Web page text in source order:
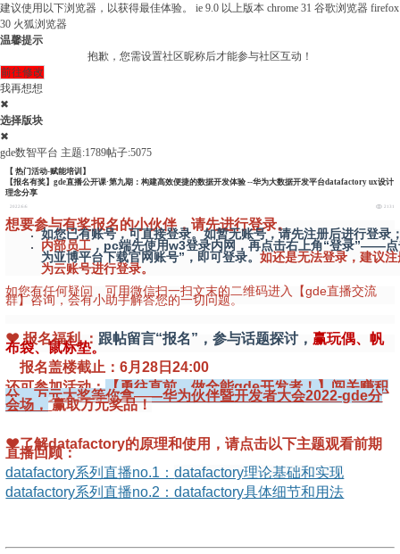
建议使用以下浏览器，以获得最佳体验。 ie 9.0 以上版本 chrome 31 谷歌浏览器 firefox
30 火狐浏览器
温馨提示
抱歉，您需设置社区昵称后才能参与社区互动！
前往修改
我再想想
✖
选择版块
✖
gde数智平台 主题:1789帖子:5075
【 热门活动-赋能培训】
【报名有奖】gde直播公开课·第九期：构建高效便捷的数据开发体验 --华为大数据开发平台datafactory ux设计
理念分享
2022/6/6 2131
想要参与有奖报名的小伙伴，请先进行登录。
如您已有账号，可直接登录。如暂无账号，请先注册后进行登录
内部员工，pc端先使用w3登录内网，再点击右上角“登录”——点
为亚博平台下载官网账号”，即可登录。如还是无法登录，建议
为云账号进行登录。
如您有任何疑问，可用微信扫一扫文末的二维码进入【gde直播交流
群】咨询，会有小助手解答您的一切问题。
❤ 报名福利 ： 跟帖留言“报名”，参与话题探讨， 赢玩偶、帆
布袋、鼠标垫。
报名盖楼截止：6月28日24:00
还可参加活动： 【勇往直前，做全能gde开发者！】闯关赚积
分，万元大奖等你拿——华为伙伴暨开发者大会2022-gde分
会场， 赢取万元奖品！
❤了解datafactory的原理和使用，请点击以下主题观看前期
直播回顾：
datafactory系列直播no.1：datafactory理论基础和实现
datafactory系列直播no.2：datafactory具体细节和用法